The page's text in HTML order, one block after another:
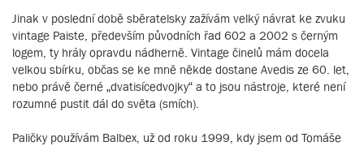
Jinak v poslední době sběratelsky zažívám velký návrat ke zvuku
vintage Paiste, především původních řad 602 a 2002 s černým
logem, ty hrály opravdu nádherně. Vintage činelů mám docela
velkou sbírku, občas se ke mně někde dostane Avedis ze 60. let,
nebo právě černé „dvatisícedvojky“ a to jsou nástroje, které není
rozumné pustit dál do světa (smích).
Paličky používám Balbex, už od roku 1999, kdy jsem od Tomáše